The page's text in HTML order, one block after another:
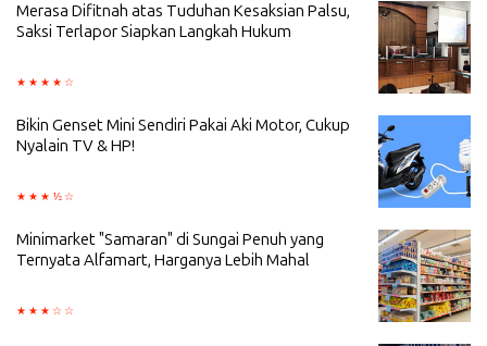
Merasa Difitnah atas Tuduhan Kesaksian Palsu,
Saksi Terlapor Siapkan Langkah Hukum
Bikin Genset Mini Sendiri Pakai Aki Motor, Cukup
Nyalain TV & HP!
Minimarket "Samaran" di Sungai Penuh yang
Ternyata Alfamart, Harganya Lebih Mahal